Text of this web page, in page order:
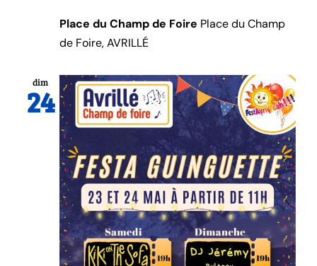
Place du Champ de Foire Place du Champ
de Foire, AVRILLÉ
dim
24